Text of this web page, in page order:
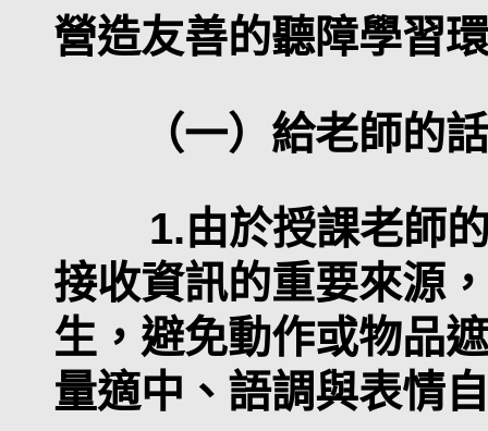
營造友善的聽障學習
（一）給老師的話
1.由於授課老師的
接收資訊的重要來源
生，避免動作或物品
量適中、語調與表情